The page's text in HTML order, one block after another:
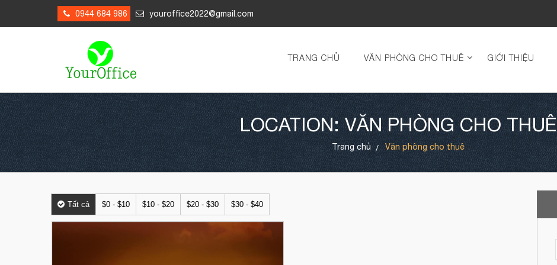
0944 684 986 youroffice2022@gmail.com
TRANG CHỦ VĂN PHÒNG CHO THUÊ GIỚI THIỆU
LOCATION: VĂN PHÒNG CHO THUÊ
Trang chủ Văn phòng cho thuê
Tất cả $0 - $10 $10 - $20 $20 - $30 $30 - $40